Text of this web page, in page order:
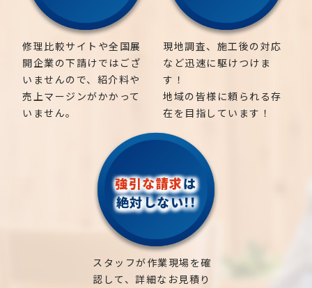
修理比較サイトや全国展
開企業の下請けではござ
いませんので、紹介料や
売上マージンがかかって
いません。
現地調査、施工後の対応
など迅速に駆けつけま
す！
地域の皆様に頼られる存
在を目指しています！
強引な請求は
絶対しない!!
スタッフが作業現場を確
認して、詳細なお見積り